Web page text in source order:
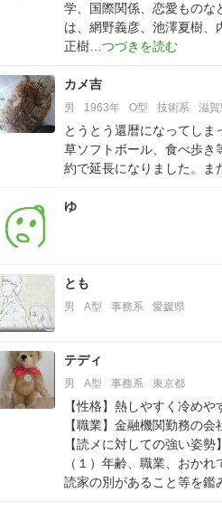
学、国際関係、恋愛ものな
は、網野義彦、池澤夏樹、
正樹
カメ吉
男 1963年 O型 技術系 滋
とうとう還暦になってしま
草ソフトボール、食べ歩き
約で延長になりました。ま
ゆ
とも
男 A型 事務系 愛媛県
テディ
男 A型 事務系 東京都
【性格】熱しやすく冷めや
【職業】金融機関勤務の会
【読メに対しての強い姿勢】
（１）年齢、職業、おか
読家の別があること等を鑑